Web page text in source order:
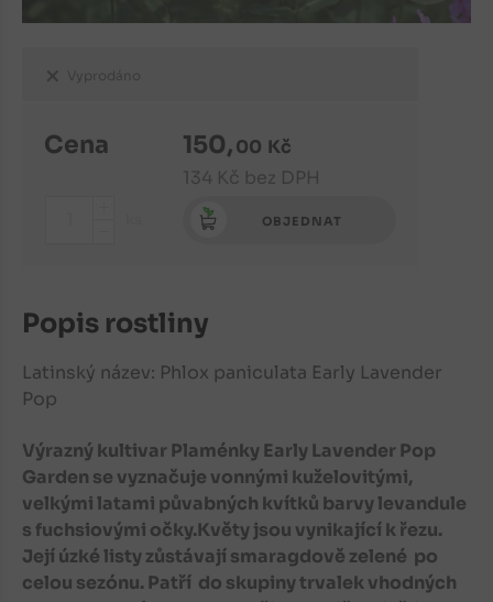
Vyprodáno
Cena 150,00 Kč
134 Kč bez DPH
OBJEDNAT
Popis rostliny
Latinský název: Phlox paniculata Early Lavender
Pop
Výrazný kultivar Plaménky Early Lavender Pop
Garden se vyznačuje vonnými kuželovitými,
velkými latami půvabných kvítků barvy levandule
s fuchsiovými očky.Květy jsou vynikající k řezu.
Její úzké listy zůstávají smaragdově zelené po
celou sezónu. Patří do skupiny trvalek vhodných